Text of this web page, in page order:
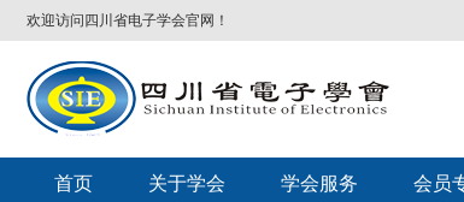
欢迎访问四川省电子学会官网！
首页 关于学会 学会服务 会员